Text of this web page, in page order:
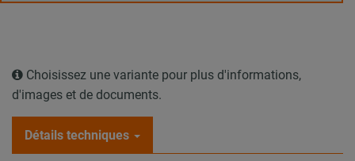
Choisissez une variante pour plus d'informations,
d'images et de documents.
Détails techniques